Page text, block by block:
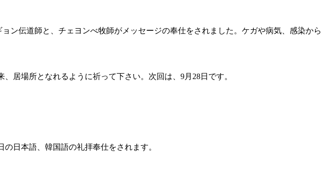
ン伝道師と、チェヨンべ牧師がメッセージの奉仕をされました。ケガや病気、感染から
居場所となれるように祈って下さい。次回は、9月28日です。
日本語、韓国語の礼拝奉仕をされます。